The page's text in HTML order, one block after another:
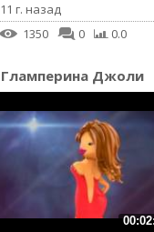
11 г. назад
1350
0 0.0
Гламперина Джоли